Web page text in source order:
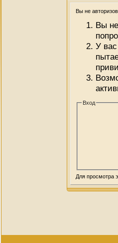
Вы не
Вы
У
Вход
Для просмотра